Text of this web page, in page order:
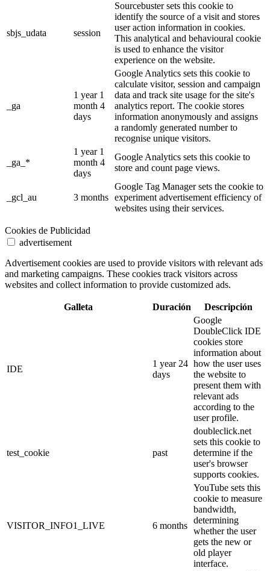
sbjs_udata session
Sourcebuster sets this cookie to
identify the source of a visit and stores
user action information in cookies.
This analytical and behavioural cookie
is used to enhance the visitor
experience on the website.
_ga
1 year 1
month 4
days
Google Analytics sets this cookie to
calculate visitor, session and campaign
data and track site usage for the site's
analytics report. The cookie stores
information anonymously and assigns
a randomly generated number to
recognise unique visitors.
_ga_*
1 year 1
month 4
days
Google Analytics sets this cookie to
store and count page views.
_gcl_au 3 months
Google Tag Manager sets the cookie to
experiment advertisement efficiency of
websites using their services.
Cookies de Publicidad
advertisement
Advertisement cookies are used to provide visitors with relevant ads
and marketing campaigns. These cookies track visitors across
websites and collect information to provide customized ads.
Galleta Duración Descripción
IDE
1 year 24
days
Google
DoubleClick IDE
cookies store
information about
how the user uses
the website to
present them with
relevant ads
according to the
user profile.
test_cookie past
doubleclick.net
sets this cookie to
determine if the
user's browser
supports cookies.
VISITOR_INFO1_LIVE 6 months
YouTube sets this
cookie to measure
bandwidth,
determining
whether the user
gets the new or
old player
interface.